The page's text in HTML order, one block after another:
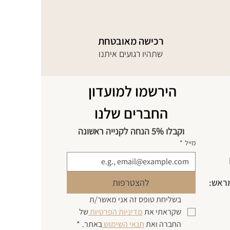
רכישה מאובטחת
שתהיו רגועים איתנו
החברים שלנו
וקבלו 5% הנחה לקנייה ראשונה
מייל *
להצטרפות
שקראתי את מדיניות הפרטיות
החברה ואת תנאי השימוש באתר. *